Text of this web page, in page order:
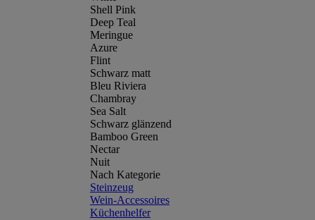
Shell Pink
Deep Teal
Meringue
Azure
Flint
Schwarz matt
Bleu Riviera
Chambray
Sea Salt
Schwarz glänzend
Bamboo Green
Nectar
Nuit
Nach Kategorie
Steinzeug
Wein-Accessoires
Küchenhelfer